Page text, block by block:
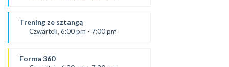
Ola C.
SALA 1
Trening ze sztangą
Czwartek, 6:00 pm - 7:00 pm
prowadząca:
Forma 360